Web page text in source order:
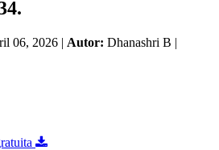
06, 2026 | Autor: Dhanashri B |